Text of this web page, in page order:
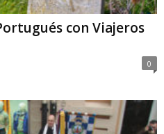
con Viajeros
0